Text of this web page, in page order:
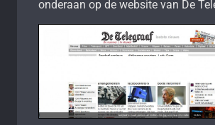
onderaan op de website van De